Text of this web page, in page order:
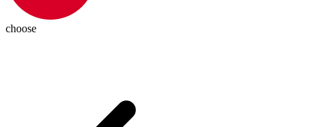
choose